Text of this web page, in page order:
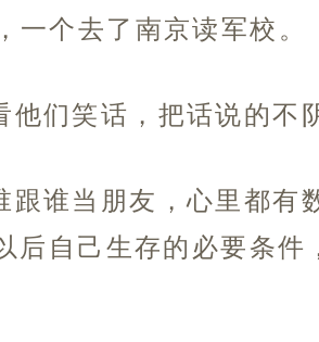
个去了南京读军校。
们笑话，把话说的不
谁当朋友，心里都有
后自己生存的必要条件